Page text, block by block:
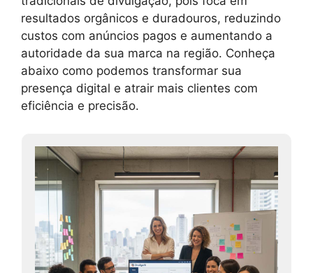
resultados orgânicos e duradouros, reduzindo
custos com anúncios pagos e aumentando a
autoridade da sua marca na região. Conheça
abaixo como podemos transformar sua
presença digital e atrair mais clientes com
eficiência e precisão.